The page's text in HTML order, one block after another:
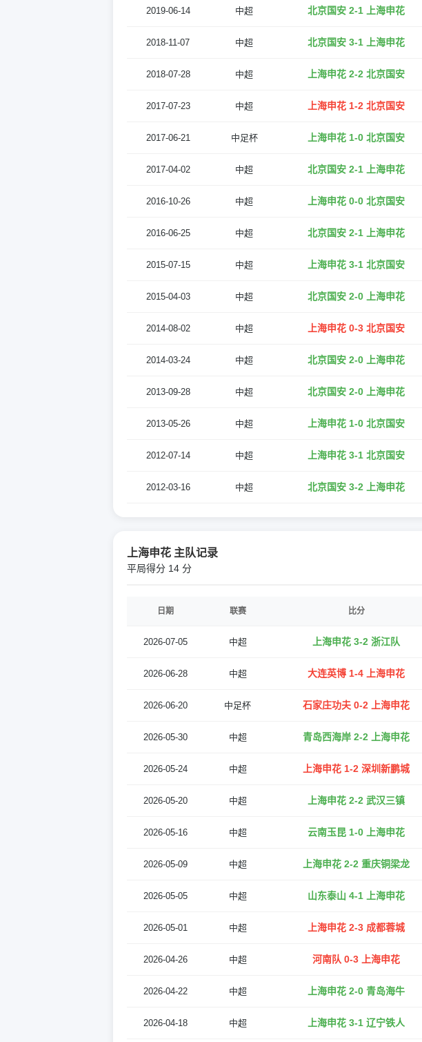
2019-06-14 中超 北京国安 2-1 上海申花
2018-11-07 中超 北京国安 3-1 上海申花
2018-07-28 中超 上海申花 2-2 北京国安
2017-07-23 中超 上海申花 1-2 北京国安
2017-06-21 中足杯 上海申花 1-0 北京国安
2017-04-02 中超 北京国安 2-1 上海申花
2016-10-26 中超 上海申花 0-0 北京国安
2016-06-25 中超 北京国安 2-1 上海申花
2015-07-15 中超 上海申花 3-1 北京国安
2015-04-03 中超 北京国安 2-0 上海申花
2014-08-02 中超 上海申花 0-3 北京国安
2014-03-24 中超 北京国安 2-0 上海申花
2013-09-28 中超 北京国安 2-0 上海申花
2013-05-26 中超 上海申花 1-0 北京国安
2012-07-14 中超 上海申花 3-1 北京国安
2012-03-16 中超 北京国安 3-2 上海申花
上海申花 主队记录
平局得分 14 分
日期 联赛 比分
2026-07-05 中超 上海申花 3-2 浙江队
2026-06-28 中超 大连英博 1-4 上海申花
2026-06-20 中足杯 石家庄功夫 0-2 上海申花
2026-05-30 中超 青岛西海岸 2-2 上海申花
2026-05-24 中超 上海申花 1-2 深圳新鹏城
2026-05-20 中超 上海申花 2-2 武汉三镇
2026-05-16 中超 云南玉昆 1-0 上海申花
2026-05-09 中超 上海申花 2-2 重庆铜梁龙
2026-05-05 中超 山东泰山 4-1 上海申花
2026-05-01 中超 上海申花 2-3 成都蓉城
2026-04-26 中超 河南队 0-3 上海申花
2026-04-22 中超 上海申花 2-0 青岛海牛
2026-04-18 中超 上海申花 3-1 辽宁铁人